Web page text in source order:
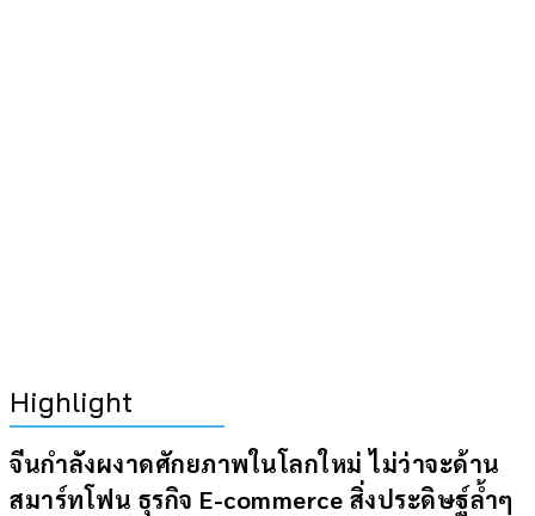
Highlight
จีนกำลังผงาดศักยภาพในโลกใหม่ ไม่ว่าจะด้าน
สมาร์ทโฟน ธุรกิจ E-commerce สิ่งประดิษฐ์ล้ำๆ